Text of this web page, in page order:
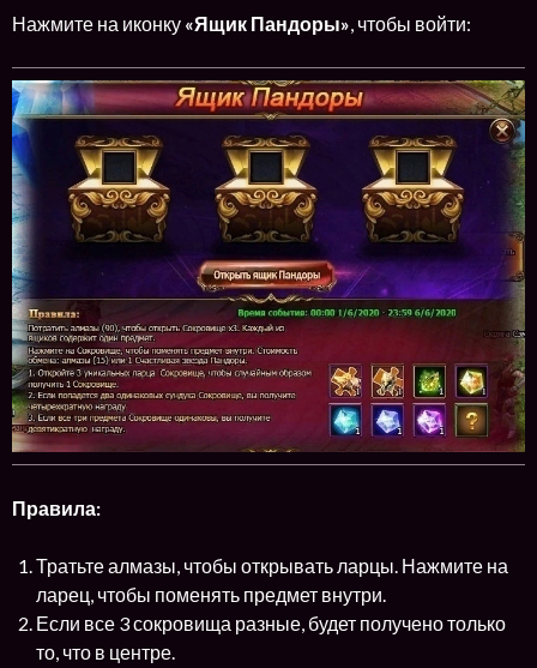
Нажмите на иконку «Ящик Пандоры» , чтобы войти:
Правила:
Тратьте алмазы, чтобы открывать ларцы. Нажмите на
ларец, чтобы поменять предмет внутри.
Если все 3 сокровища разные, будет получено только
то, что в центре.